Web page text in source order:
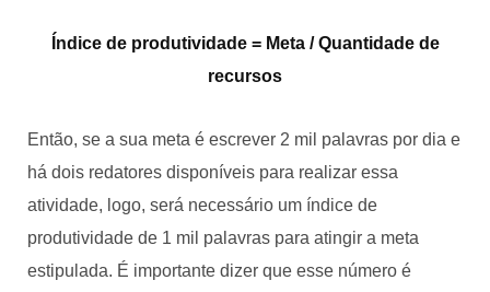
Índice de produtividade = Meta / Quantidade de
recursos
Então, se a sua meta é escrever 2 mil palavras por dia e
há dois redatores disponíveis para realizar essa
atividade, logo, será necessário um índice de
produtividade de 1 mil palavras para atingir a meta
estipulada. É importante dizer que esse número é